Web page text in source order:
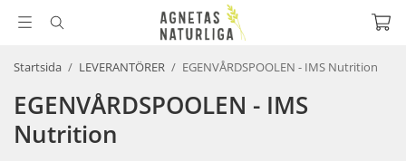
Startsida / LEVERANTÖRER / EGENVÅRDSPOOLEN - IMS Nutrition
EGENVÅRDSPOOLEN - IMS
Nutrition